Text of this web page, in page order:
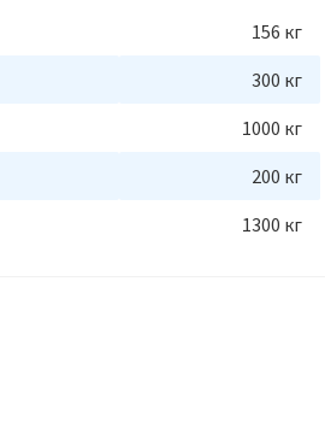
12 часов ловли — 1500 руб.
156 кг
300 кг
1000 кг
200 кг
1300 кг